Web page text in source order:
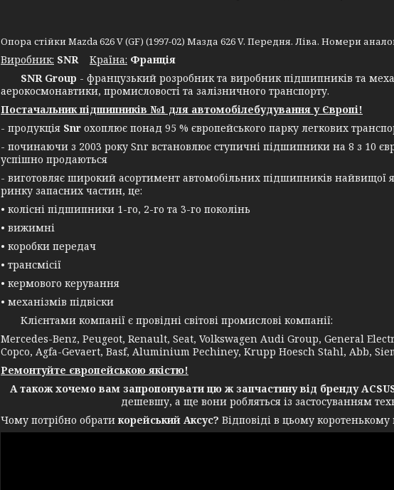
Опора стійки Mazda 626 V (GF) (1997-02) Мазда 626 V. Передня. Ліва. Номери
Виробник: SNR Крaїна: Франція
SNR Group - французький розробник та виробник підшипників та
аерокосмонавтики, промисловості та залізничного транспорту.
Постачальник підшипників №1 для автомобілебудування у Європі!
- продукція Snr охоплює понад 95 % європейського парку легкових
- починаючи з 2003 року Snr встановлює ступичні підшипники на 8 з 10
успішно продаються
- виготовляє широкий асортимент автомобільних підшипників найвищої
ринку запасних частин, це:
• колісні підшипники 1-го, 2-го та 3-го поколінь
• вижимні
• коробки передач
• трансмісії
• кермового керування
• механізмів підвіски
Клієнтами компанії є провідні світові промислові компанії:
Mercedes-Benz, Peugeot, Renault, Seat, Volkswagen Audi Group, General
Copco, Agfa-Gevaert, Basf, Aluminium Pechiney, Krupp Hoesch Stahl, Abb,
Ремонтуйте європейською якістю!
А також хочемо вам запропонувати цю ж запчастину від бренду
дешевшу, а ще вони робляться із застосуванням
Чому потрібно обратикорейський Аксус? Відповіді в цьому коротенькому